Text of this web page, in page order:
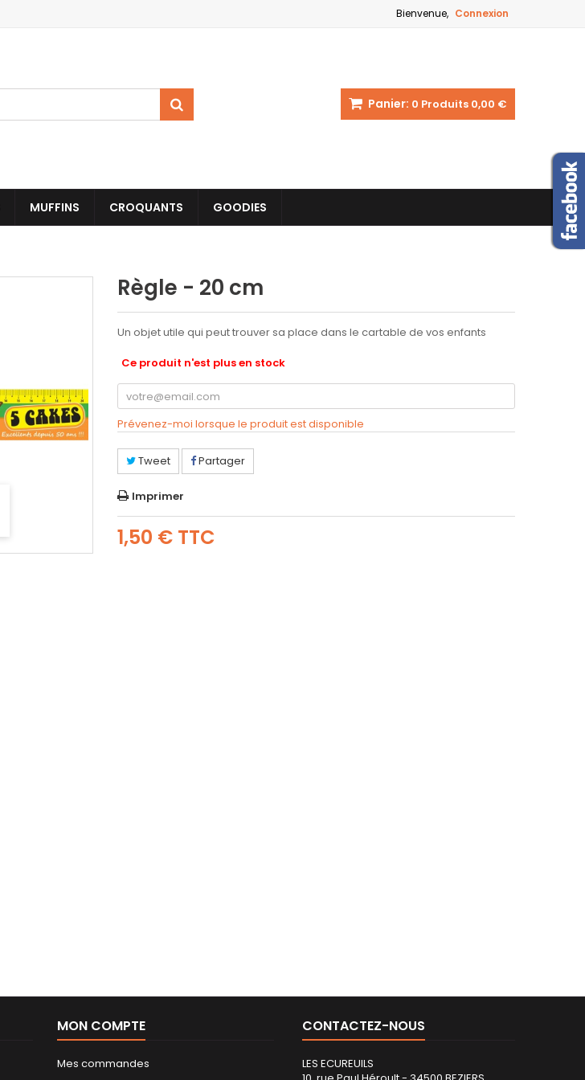
Bienvenue, Connexion
Panier: 0 Produits 0,00 €
MUFFINS CROQUANTS GOODIES
Règle - 20 cm
Un objet utile qui peut trouver sa place dans le cartable de vos enfants
Ce produit n'est plus en stock
Prévenez-moi lorsque le produit est disponible
Tweet Partager
Imprimer
1,50 € TTC
MON COMPTE
Mes commandes
CONTACTEZ-NOUS
LES ECUREUILS